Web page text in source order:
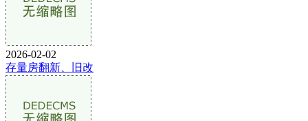
2026-02-02
存量房翻新、旧改